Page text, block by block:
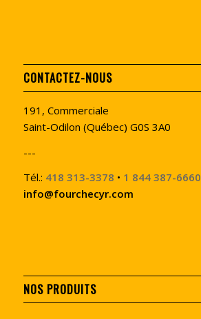
CONTACTEZ-NOUS
191, Commerciale
Saint-Odilon (Québec) G0S 3A0
---
Tél.: 418 313-3378 • 1 844 387-6660
info@fourchecyr.com
NOS PRODUITS